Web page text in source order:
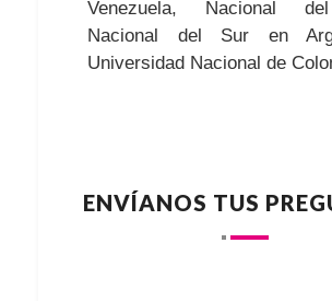
Venezuela, Nacional
Nacional del Sur en
Universidad Nacional de
ENVÍANOS TUS